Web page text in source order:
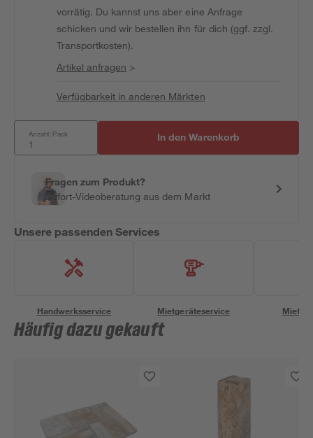
vorrätig. Du kannst uns aber eine Anfrage
schicken und wir bestellen ihn für dich (ggf. zzgl.
Transportkosten).
Artikel anfragen >
Verfügbarkeit in anderen Märkten
Anzahl: Pack In den Warenkorb
Fragen zum Produkt?
Sofort-Videoberatung aus dem Markt
Unsere passenden Services
Handwerksservice Mietgeräteservice
Häufig dazu gekauft